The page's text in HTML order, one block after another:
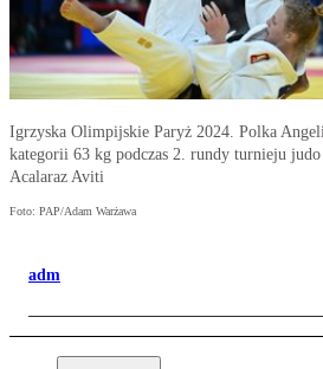
Igrzyska Olimpijskie Paryż 2024. Polka
kategorii 63 kg podczas 2. rundy turnieju
Acalaraz Aviti
Foto: PAP/Adam Warżawa
adm